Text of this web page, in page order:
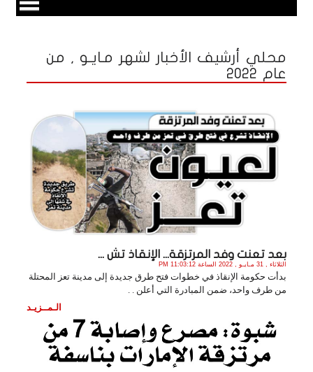
محلي أرشيف الأخبار لشهر مـايـو , من
عام 2022
بعد تعنت وفد المرتزقة... الإنقاذ تش ...
الثلاثاء , 31 مـايـو , 2022 الساعة 11:03:12 PM
بدأت حكومة الإنقاذ في خطوات فتح طرق جديدة إلى مدينة تعز المحتلة
من طرف واحد، ضمن المبادرة التي أعلن . .
الـمــزيـد